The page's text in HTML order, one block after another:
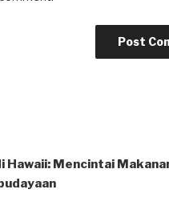
Hawaii: Mencintai